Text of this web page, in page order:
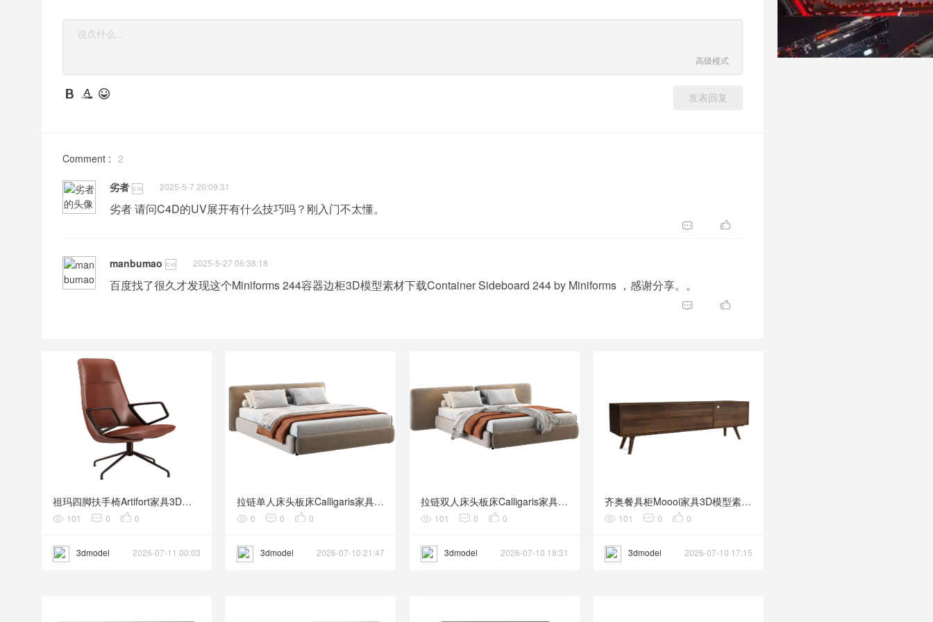
高级模式
发表回复
Comment : 2
劣者 2025-5-7 20:09:31
劣者 请问C4D的UV展开有什么技巧吗？刚入门不太懂。
manbumao 2025-5-27 06:38:18
百度找了很久才发现这个Miniforms 244容器边柜3D模型素材下载Container Sideboard 244 by Miniforms ，感谢分享。。
祖玛四脚扶手椅Artifort家具3D模型素材下载Zuma Armchair 4-legged by Artifort
101 0 0
3dmodel 2026-07-11 00:03
拉链单人床头板床Calligaris家具3D模型素材下载Zip Bed with Single Headboard by Cal
0 0 0
3dmodel 2026-07-10 21:47
拉链双人床头板床Calligaris家具3D模型素材下载Zip Bed with Double Headboard by Cal
101 0 0
3dmodel 2026-07-10 19:31
齐奥餐具柜Moooi家具3D模型素材下载Zio Buffet by Moooi
101 0 0
3dmodel 2026-07-10 17:15